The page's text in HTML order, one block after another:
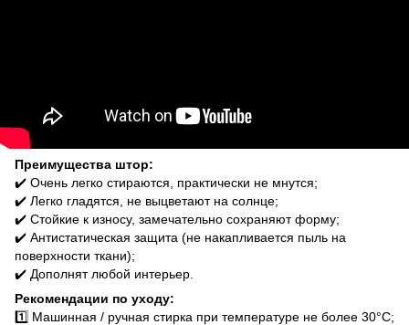
Преимущества штор:
✔️ Очень легко стираются, практически не мнутся;
✔️ Легко гладятся, не выцветают на солнце;
✔️ Стойкие к износу, замечательно сохраняют форму;
✔️ Антистатическая защита (не накапливается пыль на
поверхности ткани);
✔️ Дополнят любой интерьер.
Рекомендации по уходу:
1️⃣ Машинная / ручная стирка при температуре не более 30°C;